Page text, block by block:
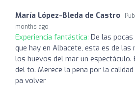
María López-Bleda de Castro
months ago
Experiencia fantástica: De las
que hay en Albacete, esta es de
los huevos del mar un espectáculo.
del to. Merece la pena por la
pa volver